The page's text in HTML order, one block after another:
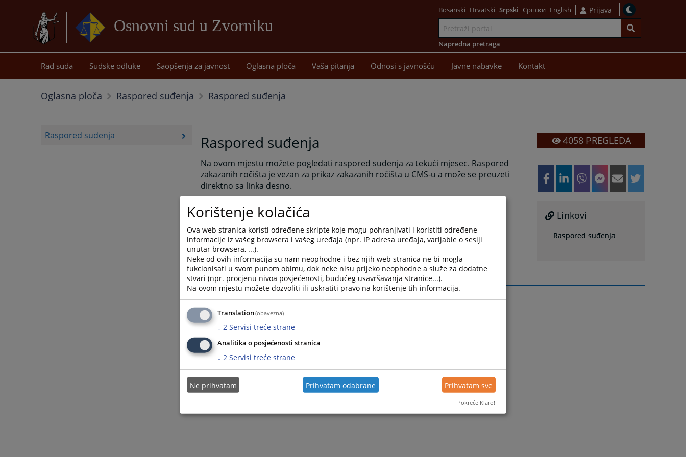
Osnovni sud u Zvorniku
sadržaj
Bosanski Hrvatski Srpski Српски English Prijava
Napredna pretraga
Rad suda Sudske odluke Saopšenja za javnost Oglasna ploča Vaša pitanja Odnosi s javnošću Javne nabavke Kontakt
Oglasna ploča Raspored suđenja Raspored suđenja
Raspored suđenja Raspored suđenja
Na ovom mjestu možete pogledati raspored suđenja za tekući mjesec. Raspored
zakazanih ročišta je vezan za prikaz zakazanih ročišta u CMS-u a može se preuzeti
direktno sa linka desno.
4058PREGLEDA
Linkovi
Raspored suđenja
Korištenje kolačića
Ova web stranica koristi određene skripte koje mogu pohranjivati i koristiti određene
informacije iz vašeg browsera i vašeg uređaja (npr. IP adresa uređaja, varijable o sesiji
unutar browsera, ...).
Neke od ovih informacija su nam neophodne i bez njih web stranica ne bi mogla
fukcionisati u svom punom obimu, dok neke nisu prijeko neophodne a služe za dodatne
stvari (npr. procjenu nivoa posjećenosti, budućeg usavršavanja stranice...).
Na ovom mjestu možete dozvoliti ili uskratiti pravo na korištenje tih informacija.
Translation(obavezna)
↓ 2 Servisi treće strane
Analitika o posjećenosti stranica
↓ 2 Servisi treće strane
Ne prihvatam Prihvatam odabrane Prihvatam sve
Pokreće Klaro!